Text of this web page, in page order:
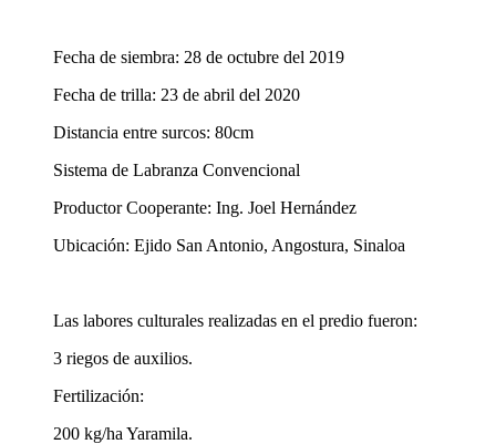
Fecha de siembra: 28 de octubre del 2019
Fecha de trilla: 23 de abril del 2020
Distancia entre surcos: 80cm
Sistema de Labranza Convencional
Productor Cooperante: Ing. Joel Hernández
Ubicación: Ejido San Antonio, Angostura, Sinaloa
Las labores culturales realizadas en el predio fueron:
3 riegos de auxilios.
Fertilización:
200 kg/ha Yaramila.